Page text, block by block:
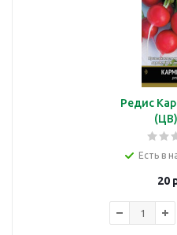
Редис
(ЦВ)
Есть в
20